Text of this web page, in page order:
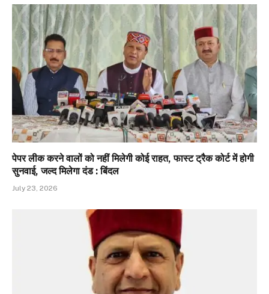
पेपर लीक करने वालों को नहीं मिलेगी कोई राहत, फास्ट ट्रैक कोर्ट में होगी
सुनवाई, जल्द मिलेगा दंड : बिंदल
July 23, 2026